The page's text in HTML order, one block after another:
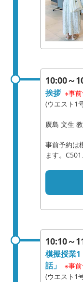
10:00～
挨拶※事前
(ウエスト1
廣島 文生
事前予約は
ます。
10:10～
模擬授業
話」
※事
(ウエスト1